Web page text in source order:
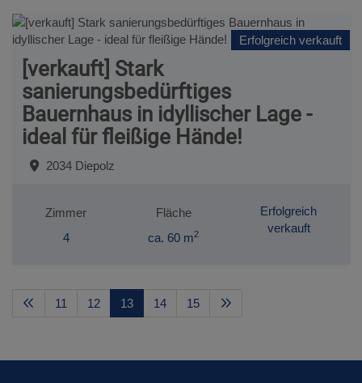
Erfolgreich verkauft
[verkauft] Stark
sanierungsbedürftiges
Bauernhaus in idyllischer Lage -
ideal für fleißige Hände!
2034 Diepolz
Zimmer
4
Fläche
ca. 60 m2
Erfolgreich
verkauft
11 12 13 14 15